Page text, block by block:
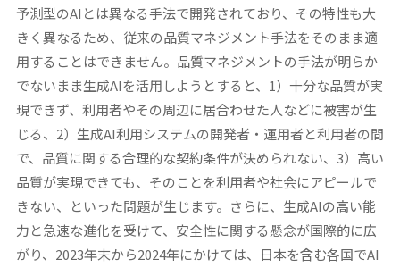
予測型のAIとは異なる手法で開発されており、その特性も大
きく異なるため、従来の品質マネジメント手法をそのまま適
用することはできません。品質マネジメントの手法が明らか
でないまま生成AIを活用しようとすると、1）十分な品質が実
現できず、利用者やその周辺に居合わせた人などに被害が生
じる、2）生成AI利用システムの開発者・運用者と利用者の間
で、品質に関する合理的な契約条件が決められない、3）高い
品質が実現できても、そのことを利用者や社会にアピールで
きない、といった問題が生じます。さらに、生成AIの高い能
力と急速な進化を受けて、安全性に関する懸念が国際的に広
がり、2023年末から2024年にかけては、日本を含む各国でAI